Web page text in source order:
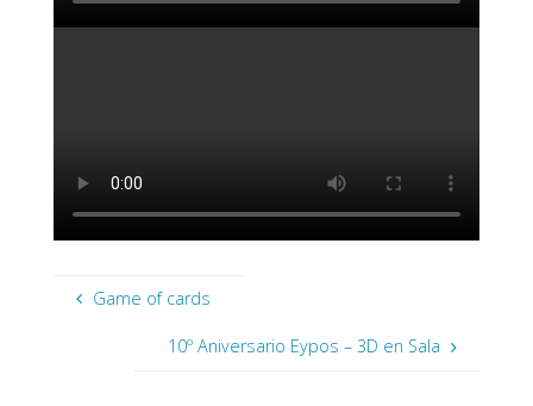
Game of cards
10º Aniversario Eypos – 3D en Sala